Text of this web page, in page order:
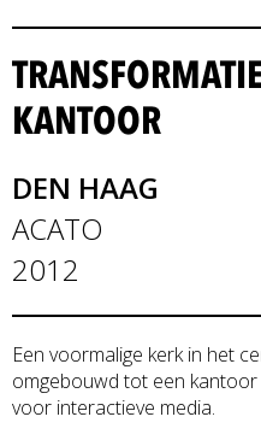
KANTOOR
DEN HAAG
ACATO
2012
Een voormalige kerk in het
omgebouwd tot een
voor interactieve media.